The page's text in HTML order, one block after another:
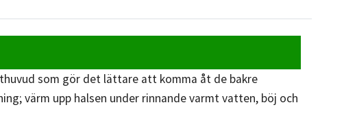
som gör det lättare att komma åt de bakre
värm upp halsen under rinnande varmt vatten, böj och